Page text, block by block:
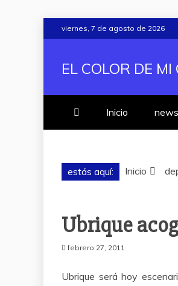
Saltar
al
viernes, 7 de agosto de 2026
EL COLOR DE MI
Inicio news
estás aquí: Inicio
Ubrique
febrero 27, 2011
Ubrique será hoy